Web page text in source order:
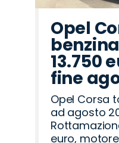
Opel
13.750
fine
Opel Corsa
ad agosto
euro, motore